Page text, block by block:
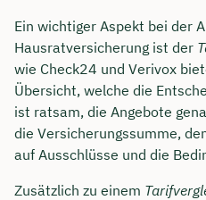
Ein wichtiger Aspekt bei der
Hausratversicherung ist der
wie Check24 und Verivox
Übersicht, welche die
ist ratsam, die Angebote
die Versicherungssumme,
auf Ausschlüsse und die
Zusätzlich zu einem